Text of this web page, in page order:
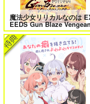
Fate/Grand Order
アルジュナ
カルナ
サンプル
カート
＃ラブコメ好きとこっそり繋が
い
魔法少女リリカルなのは
EEDS Gun Blaze